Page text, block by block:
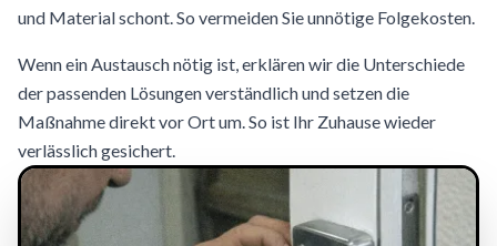
und Material schont. So vermeiden Sie unnötige Folgekosten.
Wenn ein Austausch nötig ist, erklären wir die Unterschiede
der passenden Lösungen verständlich und setzen die
Maßnahme direkt vor Ort um. So ist Ihr Zuhause wieder
verlässlich gesichert.